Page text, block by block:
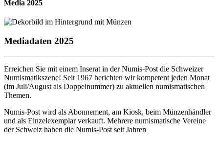
Media 2025
Mediadaten 2025
Erreichen Sie mit einem Inserat in der Numis-Post die Schweizer
Numismatikszene! Seit 1967 berichten wir kompetent jeden Monat
(im Juli/August als Doppelnummer) zu aktuellen numismatischen
Themen.
Numis-Post wird als Abonnement, am Kiosk, beim Münzenhändler
und als Einzelexemplar verkauft. Mehrere numismatische Vereine
der Schweiz haben die Numis-Post seit Jahren